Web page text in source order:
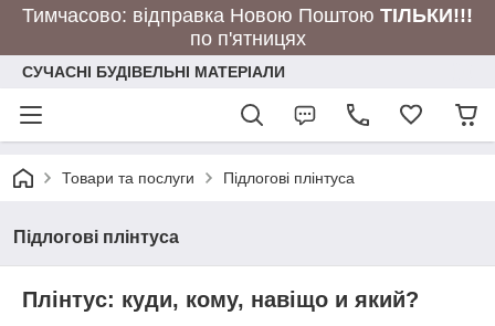
Тимчасово: відправка Новою Поштою ТІЛЬКИ!!!
по п'ятницях
СУЧАСНІ БУДІВЕЛЬНІ МАТЕРІАЛИ
Товари та послуги Підлогові плінтуса
Підлогові плінтуса
Плінтус: куди, кому, навіщо и який?